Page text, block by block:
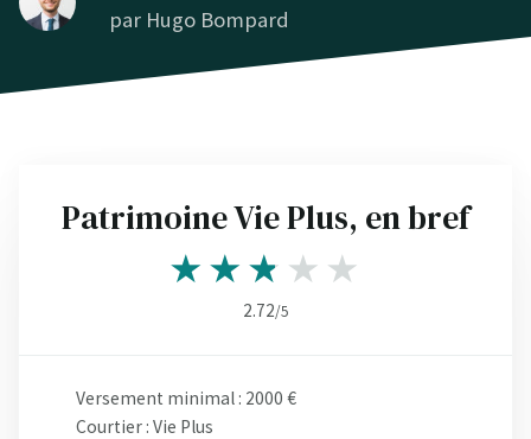
par Hugo Bompard
Patrimoine Vie Plus, en bref
2.72/5
Versement minimal : 2000 €
Courtier : Vie Plus